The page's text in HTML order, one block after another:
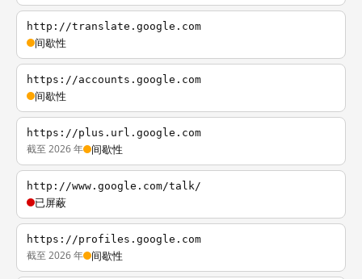
http://translate.google.com
间歇性
https://accounts.google.com
间歇性
https://plus.url.google.com
截至 2026 年 间歇性
http://www.google.com/talk/
已屏蔽
https://profiles.google.com
截至 2026 年 间歇性